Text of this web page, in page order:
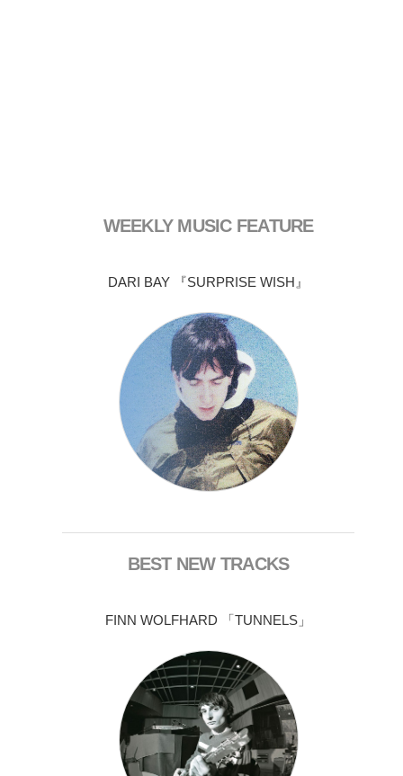
WEEKLY MUSIC FEATURE
DARI BAY 『SURPRISE WISH』
BEST NEW TRACKS
FINN WOLFHARD 「TUNNELS」